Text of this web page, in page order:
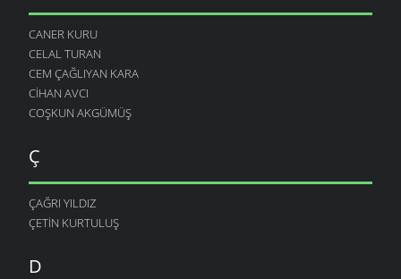
CANER KURU
CELAL TURAN
CEM ÇAĞLIYAN KARA
CIHAN AVCI
COŞKUN AKGÜMÜŞ
Ç
ÇAĞRI YILDIZ
ÇETIN KURTULUŞ
D